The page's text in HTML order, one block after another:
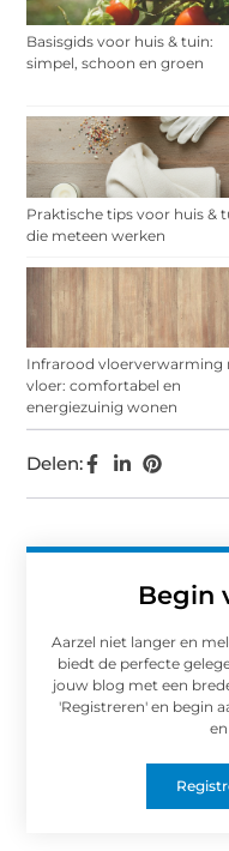
Basisgids voor huis & tuin:
simpel, schoon en groen
Praktische tips voor huis &
die meteen werken
Infrarood vloerverwarming
vloer: comfortabel en
energiezuinig wonen
Begin
Aarzel niet langer en
biedt de perfecte
jouw blog met een
'Registreren' en begin
Delen: